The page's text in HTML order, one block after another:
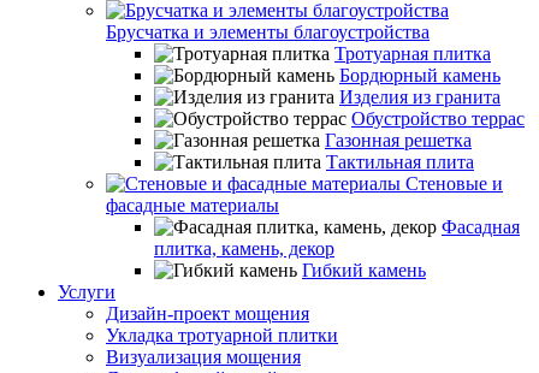
Брусчатка и элементы благоустройства
Тротуарная плитка
Бордюрный камень
Изделия из гранита
Обустройство террас
Газонная решетка
Тактильная плита
Стеновые и
фасадные материалы
Фасадная
плитка, камень, декор
Гибкий камень
Услуги
Дизайн-проект мощения
Укладка тротуарной плитки
Визуализация мощения